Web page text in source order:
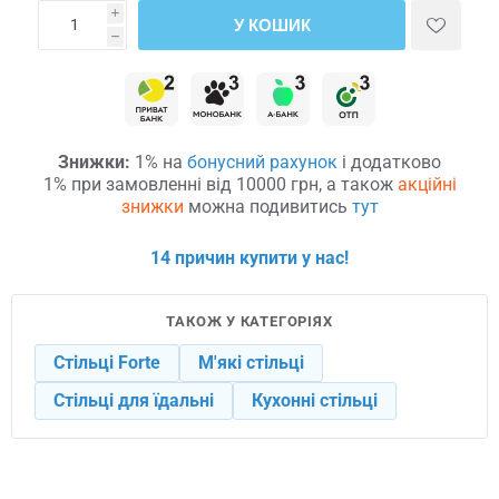
i
h
У КОШИК
Знижки: 1% на бонусний рахунок і додатково
1% при замовленні від 10000 грн, а також акційні
знижки можна подивитись тут
14 причин купити у нас!
ТАКОЖ У КАТЕГОРІЯХ
Стільці Forte
М'які стільці
Стільці для їдальні
Кухонні стільці